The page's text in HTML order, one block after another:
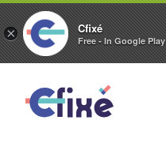
× Cfixé
Free - In Google Play